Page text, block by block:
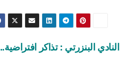
النادي البنزرتي : تذاكر افتراضية..